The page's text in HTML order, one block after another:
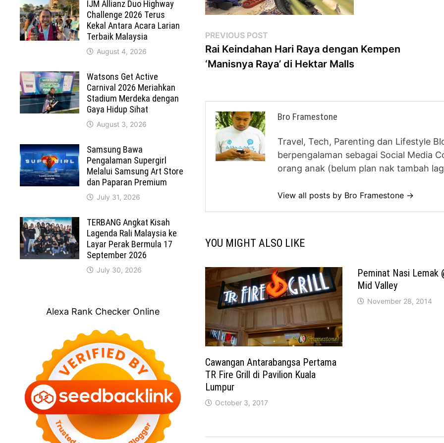
Post
navigation
PREVIOUS POST
post:
Rai Keindahan Hari Raya dengan Kempen
‘Manisnya Raya’ di Hektar Malls
Bro Framestone
Travel, Tech, Parenting dan Lifestyle
berpengalaman sebagai Social Media
orang anak (belum plan nak tambah
View all posts by Bro Framestone →
YOU MIGHT ALSO LIKE
Cawangan Antarabangsa Pertama
TR Fire Grill di Pavilion Kuala
Lumpur
October 3, 2017
Peminat Nasi Lemak
Mid Valley
November 28, 2014
IJM Allianz Duo Highway
Challenge 2026 Terus
Kekal Antara Acara Larian
Terbaik Malaysia
August 4, 2026
Watsons Get Active
Carnival 2026 Meriahkan
Stadium Merdeka dengan
Gaya Hidup Sihat
August 3, 2026
Samsung Bawa
Pengalaman Supergirl
Melalui Samsung Art Store
dan Paparan Premium
July 31, 2026
TERBANG Angkat Kisah
Lagenda Rali Malaysia ke
Layar Perak Bermula 17
September 2026
July 30, 2026
Alexa Rank Checker Online